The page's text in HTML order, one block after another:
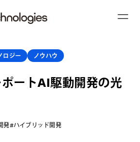
ロジー ノウハウ
ートAI駆動開発の光
発#ハイブリッド開発